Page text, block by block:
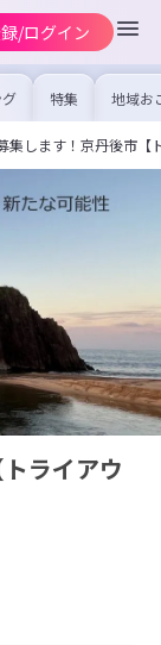
/ログイン
特集 地域お
の求
を集め
事内容
を比較
合った
集します！京丹後市【
ライアウ